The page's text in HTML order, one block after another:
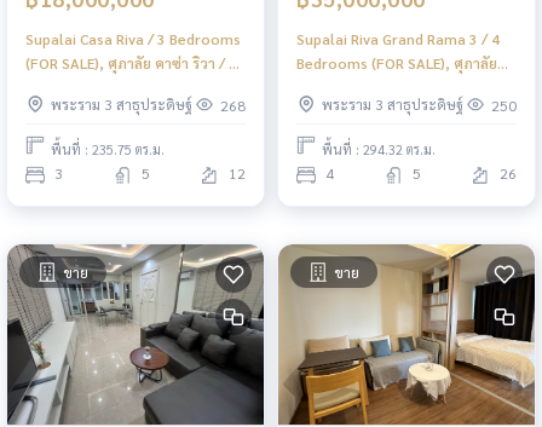
Supalai Casa Riva / 3 Bedrooms
(FOR SALE), ศุภาลัย คาซ่า ริวา / 3
พระราม 3 สาธุประดิษฐ์
268
พื้นที่ : 235.75 ตร.ม.
3 5 12
Supalai Riva Grand Rama 3 / 4
Bedrooms (FOR SALE), ศุภาลัย
(ขาย) PT136
พระราม 3 สาธุประดิษฐ์ 250
พื้นที่ : 294.32 ตร.ม.
4 5 26
ขาย ขาย